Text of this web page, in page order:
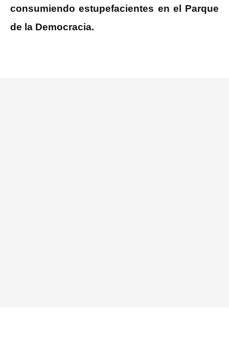
o
k
p
p
tir
consumiendo estupefacientes en el Parque
de la Democracia.